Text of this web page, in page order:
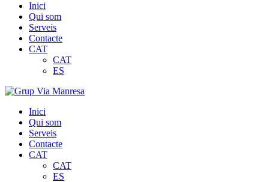
Inici
Qui som
Serveis
Contacte
CAT
CAT
ES
Inici
Qui som
Serveis
Contacte
CAT
CAT
ES